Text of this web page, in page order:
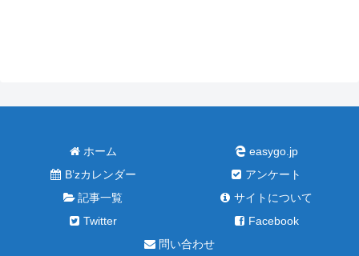
ホーム
easygo.jp
B’zカレンダー
アンケート
記事一覧
サイトについて
Twitter
Facebook
問い合わせ